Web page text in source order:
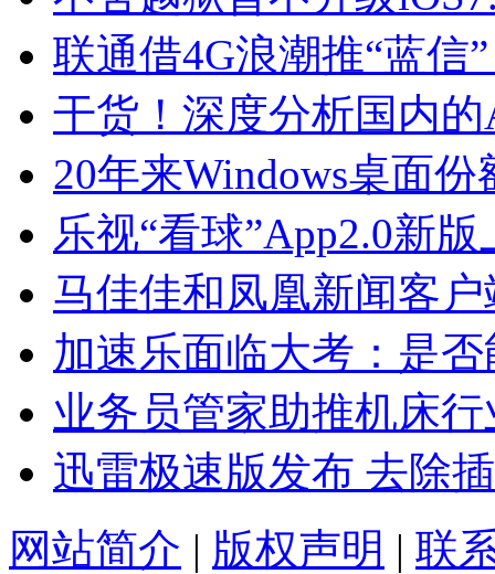
联通借4G浪潮推“蓝信
干货！深度分析国内
20年来Windows桌面
乐视“看球”App2.0新
马佳佳和凤凰新闻客
加速乐面临大考：是
业务员管家助推机床
迅雷极速版发布 去除
网站简介 | 版权声明 | 联